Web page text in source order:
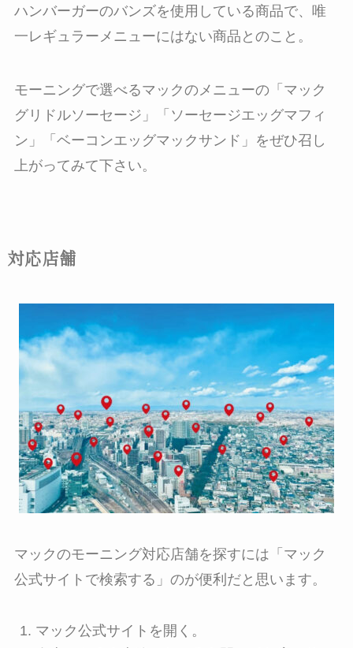
ハンバーガーのバンズを使用している商品で、唯
一レギュラーメニューにはない商品とのこと。
モーニングで選べるマックのメニューの「マック
グリドルソーセージ」「ソーセージエッグマフィ
ン」「ベーコンエッグマックサンド」をぜひ召し
上がってみて下さい。
対応店舗
マックのモーニング対応店舗を探すには「マック
公式サイトで検索する」のが便利だと思います。
マック公式サイトを開く。